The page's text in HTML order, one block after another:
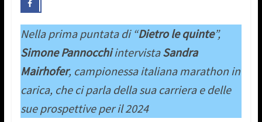
Nella prima puntata di “Dietro le quinte”,
Simone PannocchiintervistaSandra
Mairhofer, campionessa italiana marathon in
carica, che ci parla della sua carriera e delle
sue prospettive per il 2024